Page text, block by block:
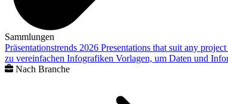
Sammlungen
Präsentationstrends 2026 Presentations that suit any project
zu vereinfachen Infografiken Vorlagen, um Daten und
Nach Branche